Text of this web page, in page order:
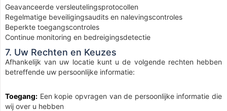
Geavanceerde versleutelingsprotocollen
Regelmatige beveiligingsaudits en nalevingscontroles
Beperkte toegangscontroles
Continue monitoring en bedreigingsdetectie
7. Uw Rechten en Keuzes
Afhankelijk van uw locatie kunt u de volgende rechten hebben
betreffende uw persoonlijke informatie:
Toegang: Een kopie opvragen van de persoonlijke informatie die
wij over u hebben